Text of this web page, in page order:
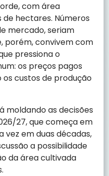
com área
hectares. Números
mercado, seriam
porém, convivem com
pressiona o
os preços pagos
custos de produção
moldando as decisões
27, que começa em
vez em duas décadas,
a possibilidade
da área cultivada